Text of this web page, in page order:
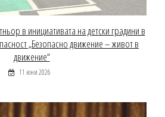
в инициативата на детски градини в
„Безопасно движение – живот в
движение“
11 юни 2026